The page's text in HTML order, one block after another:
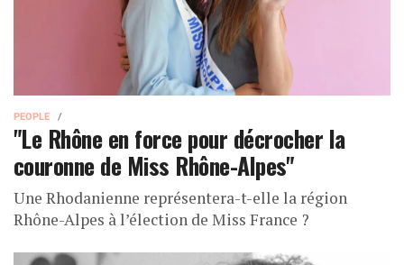
PEOPLE
"Le Rhône en force pour décrocher la
couronne de Miss Rhône-Alpes"
Une Rhodanienne représentera-t-elle la région
Rhône-Alpes à l’élection de Miss France ?